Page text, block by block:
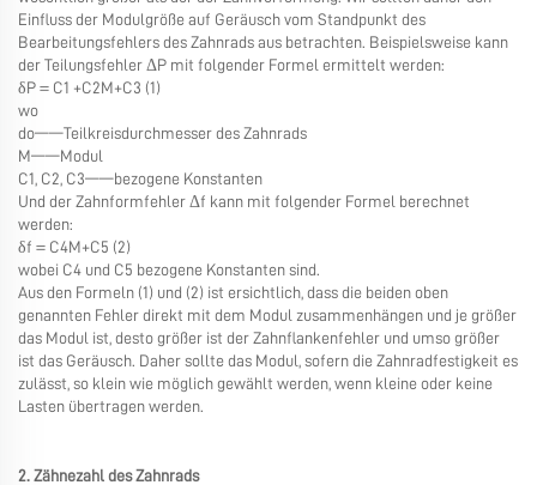
Einfluss der Modulgröße auf Geräusch vom Standpunkt des
Bearbeitungsfehlers des Zahnrads aus betrachten. Beispielsweise kann
der Teilungsfehler ΔP mit folgender Formel ermittelt werden:
δP＝C1 +C2M+C3 (1)
wo
do——Teilkreisdurchmesser des Zahnrads
M——Modul
C1, C2, C3——bezogene Konstanten
Und der Zahnformfehler Δf kann mit folgender Formel berechnet
werden:
δf＝C4M+C5 (2)
wobei C4 und C5 bezogene Konstanten sind.
Aus den Formeln (1) und (2) ist ersichtlich, dass die beiden oben
genannten Fehler direkt mit dem Modul zusammenhängen und je größer
das Modul ist, desto größer ist der Zahnflankenfehler und umso größer
ist das Geräusch. Daher sollte das Modul, sofern die Zahnradfestigkeit es
zulässt, so klein wie möglich gewählt werden, wenn kleine oder keine
Lasten übertragen werden.
2. Zähnezahl des Zahnrads